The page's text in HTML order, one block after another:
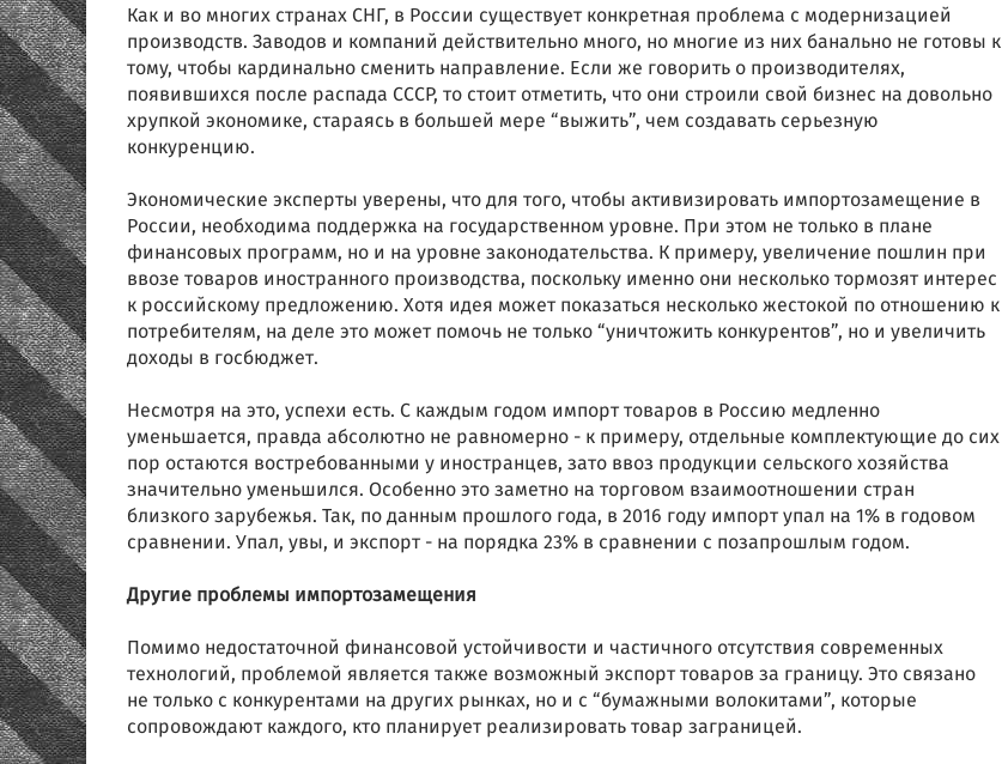
Как и во многих странах СНГ, в России существует конкретная проблема с модернизацией
производств. Заводов и компаний действительно много, но многие из них банально не готовы к
тому, чтобы кардинально сменить направление. Если же говорить о производителях,
появившихся после распада СССР, то стоит отметить, что они строили свой бизнес на довольно
хрупкой экономике, стараясь в большей мере “выжить”, чем создавать серьезную
конкуренцию.
Экономические эксперты уверены, что для того, чтобы активизировать импортозамещение в
России, необходима поддержка на государственном уровне. При этом не только в плане
финансовых программ, но и на уровне законодательства. К примеру, увеличение пошлин при
ввозе товаров иностранного производства, поскольку именно они несколько тормозят интерес
к российскому предложению. Хотя идея может показаться несколько жестокой по отношению к
потребителям, на деле это может помочь не только “уничтожить конкурентов”, но и увеличить
доходы в госбюджет.
Несмотря на это, успехи есть. С каждым годом импорт товаров в Россию медленно
уменьшается, правда абсолютно не равномерно - к примеру, отдельные комплектующие до сих
пор остаются востребованными у иностранцев, зато ввоз продукции сельского хозяйства
значительно уменьшился. Особенно это заметно на торговом взаимоотношении стран
близкого зарубежья. Так, по данным прошлого года, в 2016 году импорт упал на 1% в годовом
сравнении. Упал, увы, и экспорт - на порядка 23% в сравнении с позапрошлым годом.
Другие проблемы импортозамещения
Помимо недостаточной финансовой устойчивости и частичного отсутствия современных
технологий, проблемой является также возможный экспорт товаров за границу. Это связано
не только с конкурентами на других рынках, но и с “бумажными волокитами”, которые
сопровождают каждого, кто планирует реализировать товар заграницей.